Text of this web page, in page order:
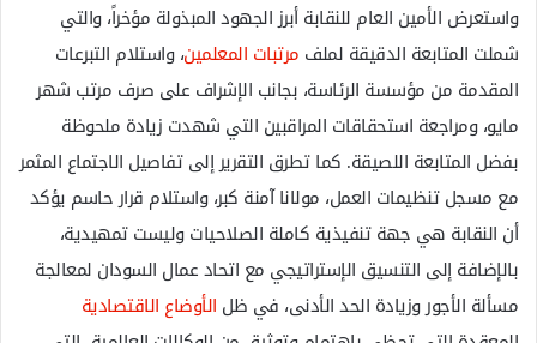
واستعرض الأمين العام للنقابة أبرز الجهود المبذولة مؤخراً، والتي
شملت المتابعة الدقيقة لملف مرتبات المعلمين، واستلام التبرعات
المقدمة من مؤسسة الرئاسة، بجانب الإشراف على صرف مرتب شهر
مايو، ومراجعة استحقاقات المراقبين التي شهدت زيادة ملحوظة
بفضل المتابعة اللصيقة. كما تطرق التقرير إلى تفاصيل الاجتماع المثمر
مع مسجل تنظيمات العمل، مولانا آمنة كبر، واستلام قرار حاسم يؤكد
أن النقابة هي جهة تنفيذية كاملة الصلاحيات وليست تمهيدية،
بالإضافة إلى التنسيق الإستراتيجي مع اتحاد عمال السودان لمعالجة
مسألة الأجور وزيادة الحد الأدنى، في ظل الأوضاع الاقتصادية